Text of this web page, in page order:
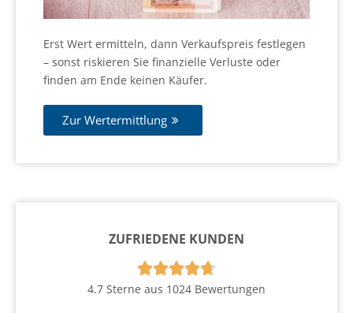
Erst Wert ermitteln, dann Verkaufspreis festlegen
– sonst riskieren Sie finanzielle Verluste oder
finden am Ende keinen Käufer.
Zur Wertermittlung
ZUFRIEDENE KUNDEN

4.7 Sterne aus 1024 Bewertungen